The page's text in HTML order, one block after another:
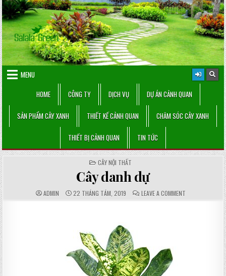
Skip
to
content
MENU
HOME
CÔNG TY DỊCH VỤ DỰ ÁN CẢNH QUAN
SẢN PHẨM CÂY XANH THIẾT KẾ CẢNH QUAN CHĂM SÓC CÂY XANH
THIẾT BỊ CẢNH QUAN TIN TỨC
POSTED
IN
CÂY NỘI THẤT
Cây danh dự
AUTHOR:
ADMIN PUBLISHED
DATE:
22 THÁNG TÁM, 2019 COMMENTS:
LEAVE A COMMENTON
CÂY